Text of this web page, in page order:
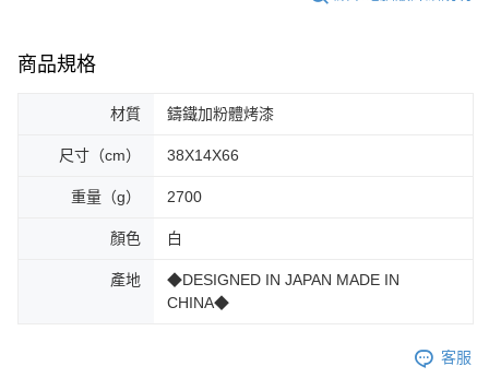
商品規格
材質 鑄鐵加粉體烤漆
尺寸（cm） 38X14X66
重量（g） 2700
顏色 白
產地
◆DESIGNED IN JAPAN MADE IN
CHINA◆
客服